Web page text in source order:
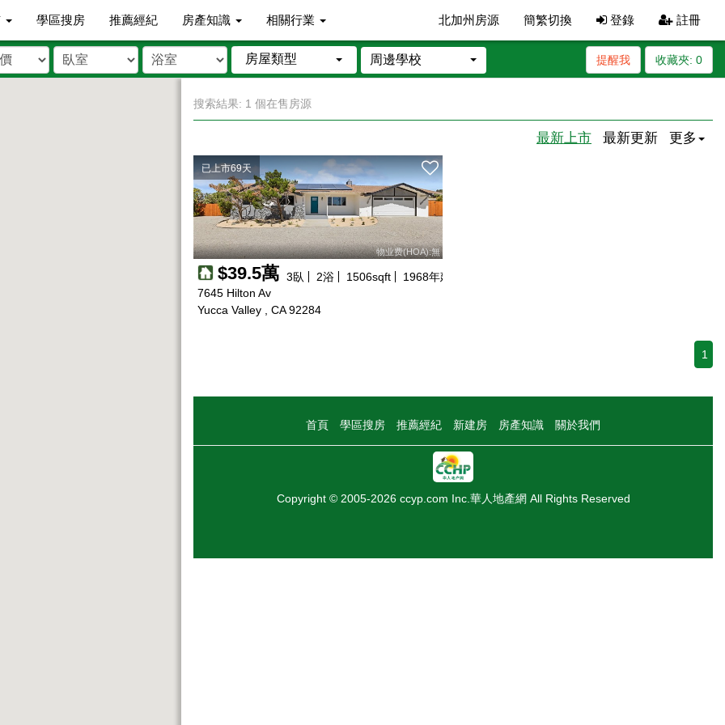
學區搜房 推薦經紀 房產知識 相關行業 北加州房源 簡繁切換 登錄 註冊
房屋類型 周邊學校 收藏夾: 0
提醒我
搜索結果: 1 個在售房源
最新上市 最新更新 更多
已上市69天
物业费(HOA):無
$39.5萬 3臥 2浴 1506sqft 1968年建
7645 Hilton Av
Yucca Valley , CA 92284
1
首頁 學區搜房 推薦經紀 新建房 房產知識 關於我們
Copyright © 2005-2026 ccyp.com Inc.華人地產網 All Rights Reserved